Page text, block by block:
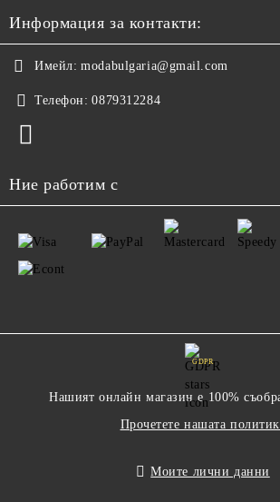
Информация за контакти:
Имейл: modabulgaria@gmail.com
Телефон: 0879312284
Ние работим с
GDPR
Нашият онлайн магазин е 100%
Прочетете нашата
Моите лични данни